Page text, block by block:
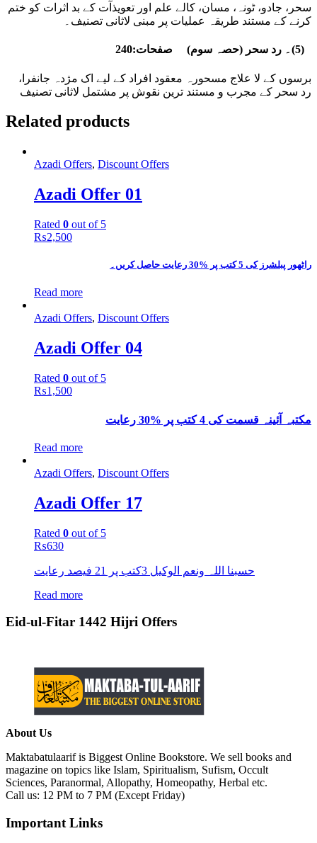
سحر، جادو، ٹونہ، مسان، کالے علم اور تعویذآت کے بد اثرات کو ختم
کرنے کے مستند طریقہ عملیات پر مبنی لاثانی تصنیف۔
(5)۔ رد سحر (حصہ سوم) صفحات:240
برسوں کے لا علاج مسحورہ معقود افراد کے لیے اک مژدہ جانفرا،
رد سحر کے مجرب و مستند ترین نقوش پر مشتمل لاثانی تصنیف
Related products
Azadi Offers, Discount Offers
Azadi Offer 01
Rated 0 out of 5
₨2,500
راٹھور پبلشرز کی 5 کتب پر %30 رعایت حاصل کریں۔
Read more
Azadi Offers, Discount Offers
Azadi Offer 04
Rated 0 out of 5
₨1,500
مکتبہ آئینہ قسمت کی 4 کتب پر %30 رعایت
Read more
Azadi Offers, Discount Offers
Azadi Offer 17
Rated 0 out of 5
₨630
حسبنا اللہ ونعم الوکیل 3کتب پر 21 فیصد رعایت
Read more
Eid-ul-Fitar 1442 Hijri Offers
About Us
Maktabatulaarif is Biggest Online Bookstore. We sell books and
magazine on topics like Islam, Spiritualism, Sufism, Occult
Sciences, Paranormal, Allopathy, Homeopathy, Herbal etc.
Call us: 12 PM to 7 PM (Except Friday)
Important Links